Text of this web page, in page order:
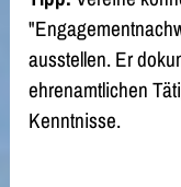
ausstellen. Er
ehrenamtlichen
Kenntnisse.